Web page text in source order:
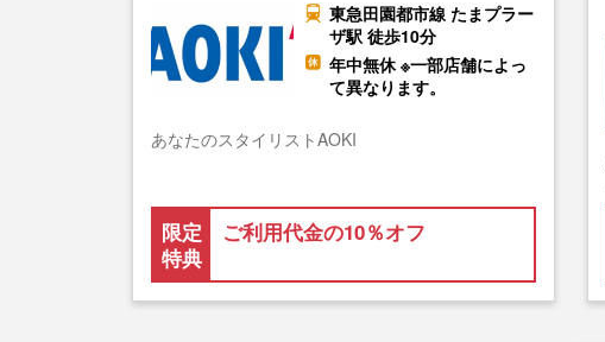
東急田園都市線 たまプラー
ザ駅 徒歩10分
年中無休 ※一部店舗によっ
て異なります。
あなたのスタイリストAOKI
限定
特典
ご利用代金の10％オフ